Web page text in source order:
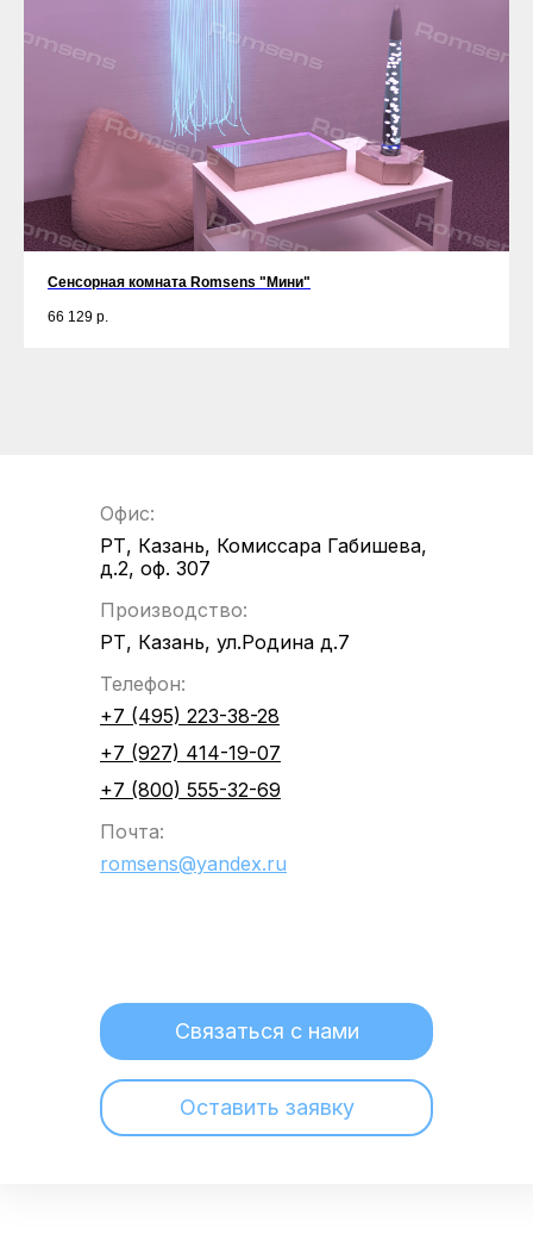
Сенсорная комната Romsens "Мини"
66 129 р.
Офис:
РТ, Казань, Комиссара Габишева,
д.2, оф. 307
Производство:
РТ, Казань, ул.Родина д.7
Телефон:
+7 (495) 223-38-28
+7 (927) 414-19-07
+7 (800) 555-32-69
Почта:
romsens@yandex.ru
Связаться с нами
Оставить заявку